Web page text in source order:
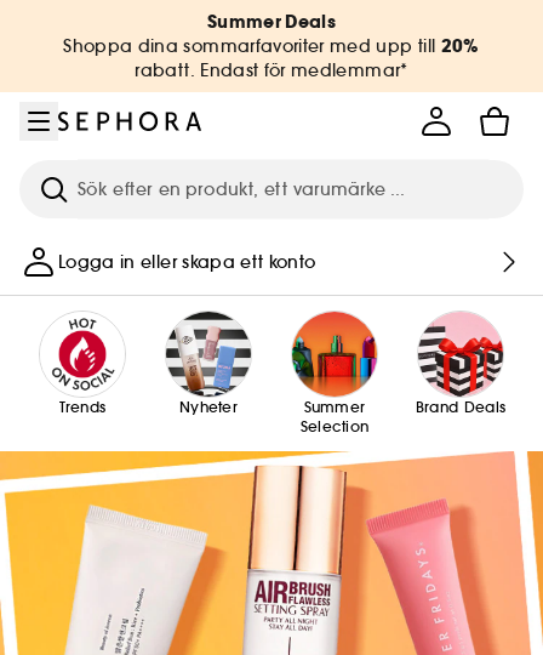
Gå till huvudinnehålletSummer Deals
Shoppa dina sommarfavoriter med upp till 20%
rabatt. Endast för medlemmar*
Sök
Logga in eller skapa ett konto
Trends Nyheter
Summer
Selection
Brand Deals